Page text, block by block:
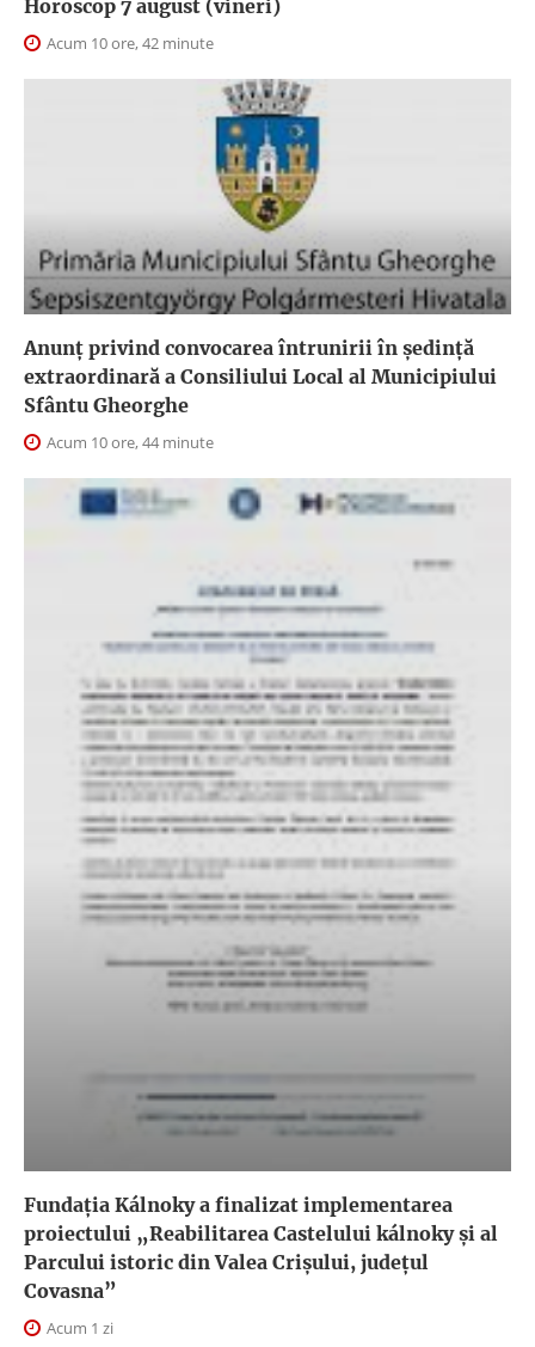
Horoscop 7 august (vineri)
Acum 10 ore, 42 minute
Anunţ privind convocarea întrunirii în şedinţă
extraordinară a Consiliului Local al Municipiului
Sfântu Gheorghe
Acum 10 ore, 44 minute
Fundația Kálnoky a finalizat implementarea
proiectului „Reabilitarea Castelului kálnoky și al
Parcului istoric din Valea Crișului, județul
Covasna”
Acum 1 zi